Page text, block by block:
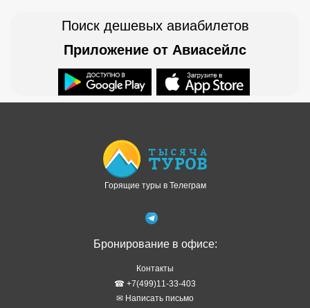
Поиск дешевых авиабилетов
Приложение от Авиасейлс
Горящие туры в Телеграм
Бронирование в офисе:
Контакты
☎ +7(499)11-33-403
✉ Написать письмо